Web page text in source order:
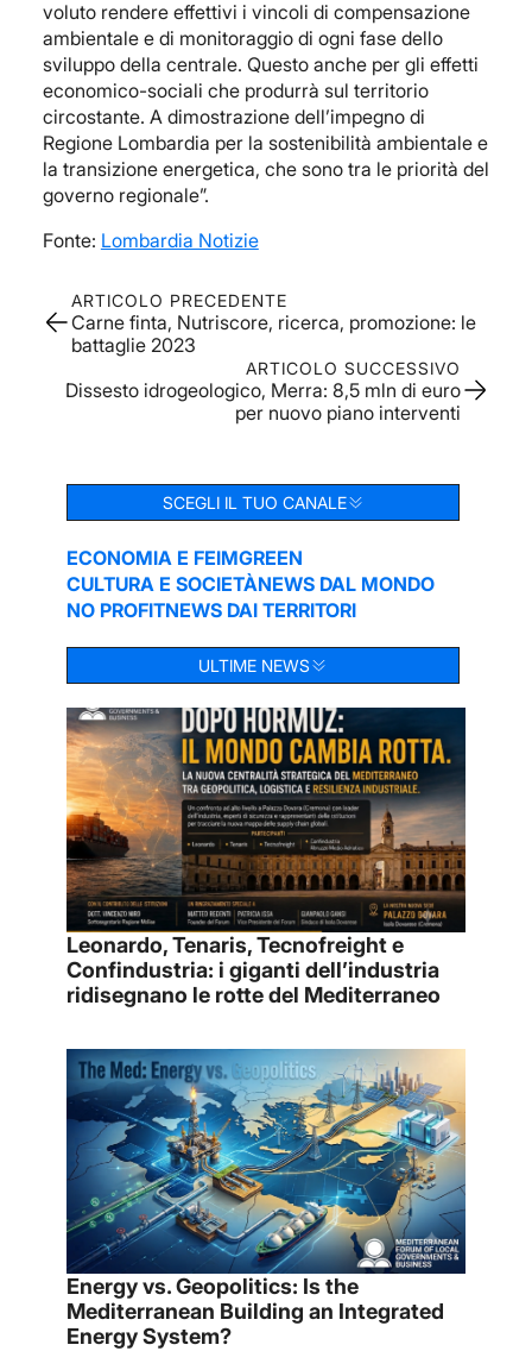
voluto rendere effettivi i vincoli di compensazione
ambientale e di monitoraggio di ogni fase dello
sviluppo della centrale. Questo anche per gli effetti
economico-sociali che produrrà sul territorio
circostante. A dimostrazione dell’impegno di
Regione Lombardia per la sostenibilità ambientale e
la transizione energetica, che sono tra le priorità del
governo regionale”.
Fonte: Lombardia Notizie
ARTICOLO PRECEDENTE
Carne finta, Nutriscore, ricerca, promozione: le
battaglie 2023
ARTICOLO SUCCESSIVO
Dissesto idrogeologico, Merra: 8,5 mln di euro
per nuovo piano interventi
SCEGLI IL TUO CANALE
ECONOMIA E FEIMGREEN
CULTURA E SOCIETÀNEWS DAL MONDO
NO PROFITNEWS DAI TERRITORI
ULTIME NEWS
Leonardo, Tenaris, Tecnofreight e
Confindustria: i giganti dell’industria
ridisegnano le rotte del Mediterraneo
Energy vs. Geopolitics: Is the
Mediterranean Building an Integrated
Energy System?